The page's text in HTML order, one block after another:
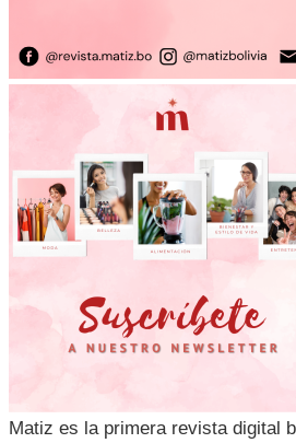
Matiz es la primera revista digital